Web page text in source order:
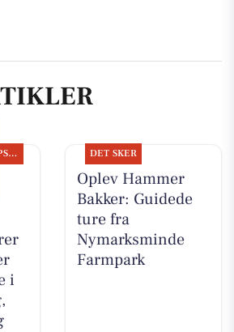
OPSLAGSTAVLEN
i
DET SKER
Oplev Hammer
Bakker: Guidede
ture fra
Nymarksminde
Farmpark